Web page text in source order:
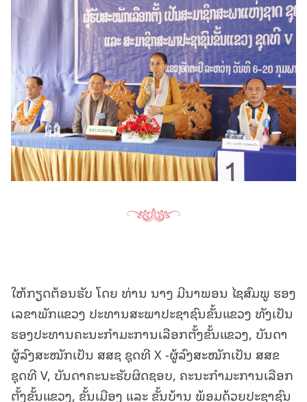
ໃຫ້ກຽດຕ້ອນຮັບ ໂດຍ ທ່ານ ນາງ ມີນາພອນ ໄຊສົມພູ ຮອງ
ເລຂາພັກແຂວງ ປະທານສະພາປະຊາຊົນຂັ້ນແຂວງ ທັງເປັນ
ຮອງປະທານຄະນະກຳມະການເລືອກຕັ້ງຂັ້ນແຂວງ, ບັນດາ
ຜູ້ລົງສະໝັກເປັນ ສສຊ ຊຸດທີ X -ຜູ້ລົງສະໝັກເປັນ ສສຂ
ຊຸດທີ V, ບັນດາຄະນະຮັບຜິດຊອບ, ຄະນະກໍາມະການເລືອກ
ຕັ້ງຂັ້ນແຂວງ, ຂັ້ນເມືອງ ແລະ ຂັ້ນບ້ານ ພ້ອມດ້ວຍປະຊາຊົນ